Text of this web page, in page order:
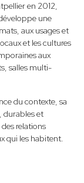
en 2012,
une
aux usages et
et les cultures
aux
salles multi-
du contexte, sa
durables et
relations
qui les habitent.